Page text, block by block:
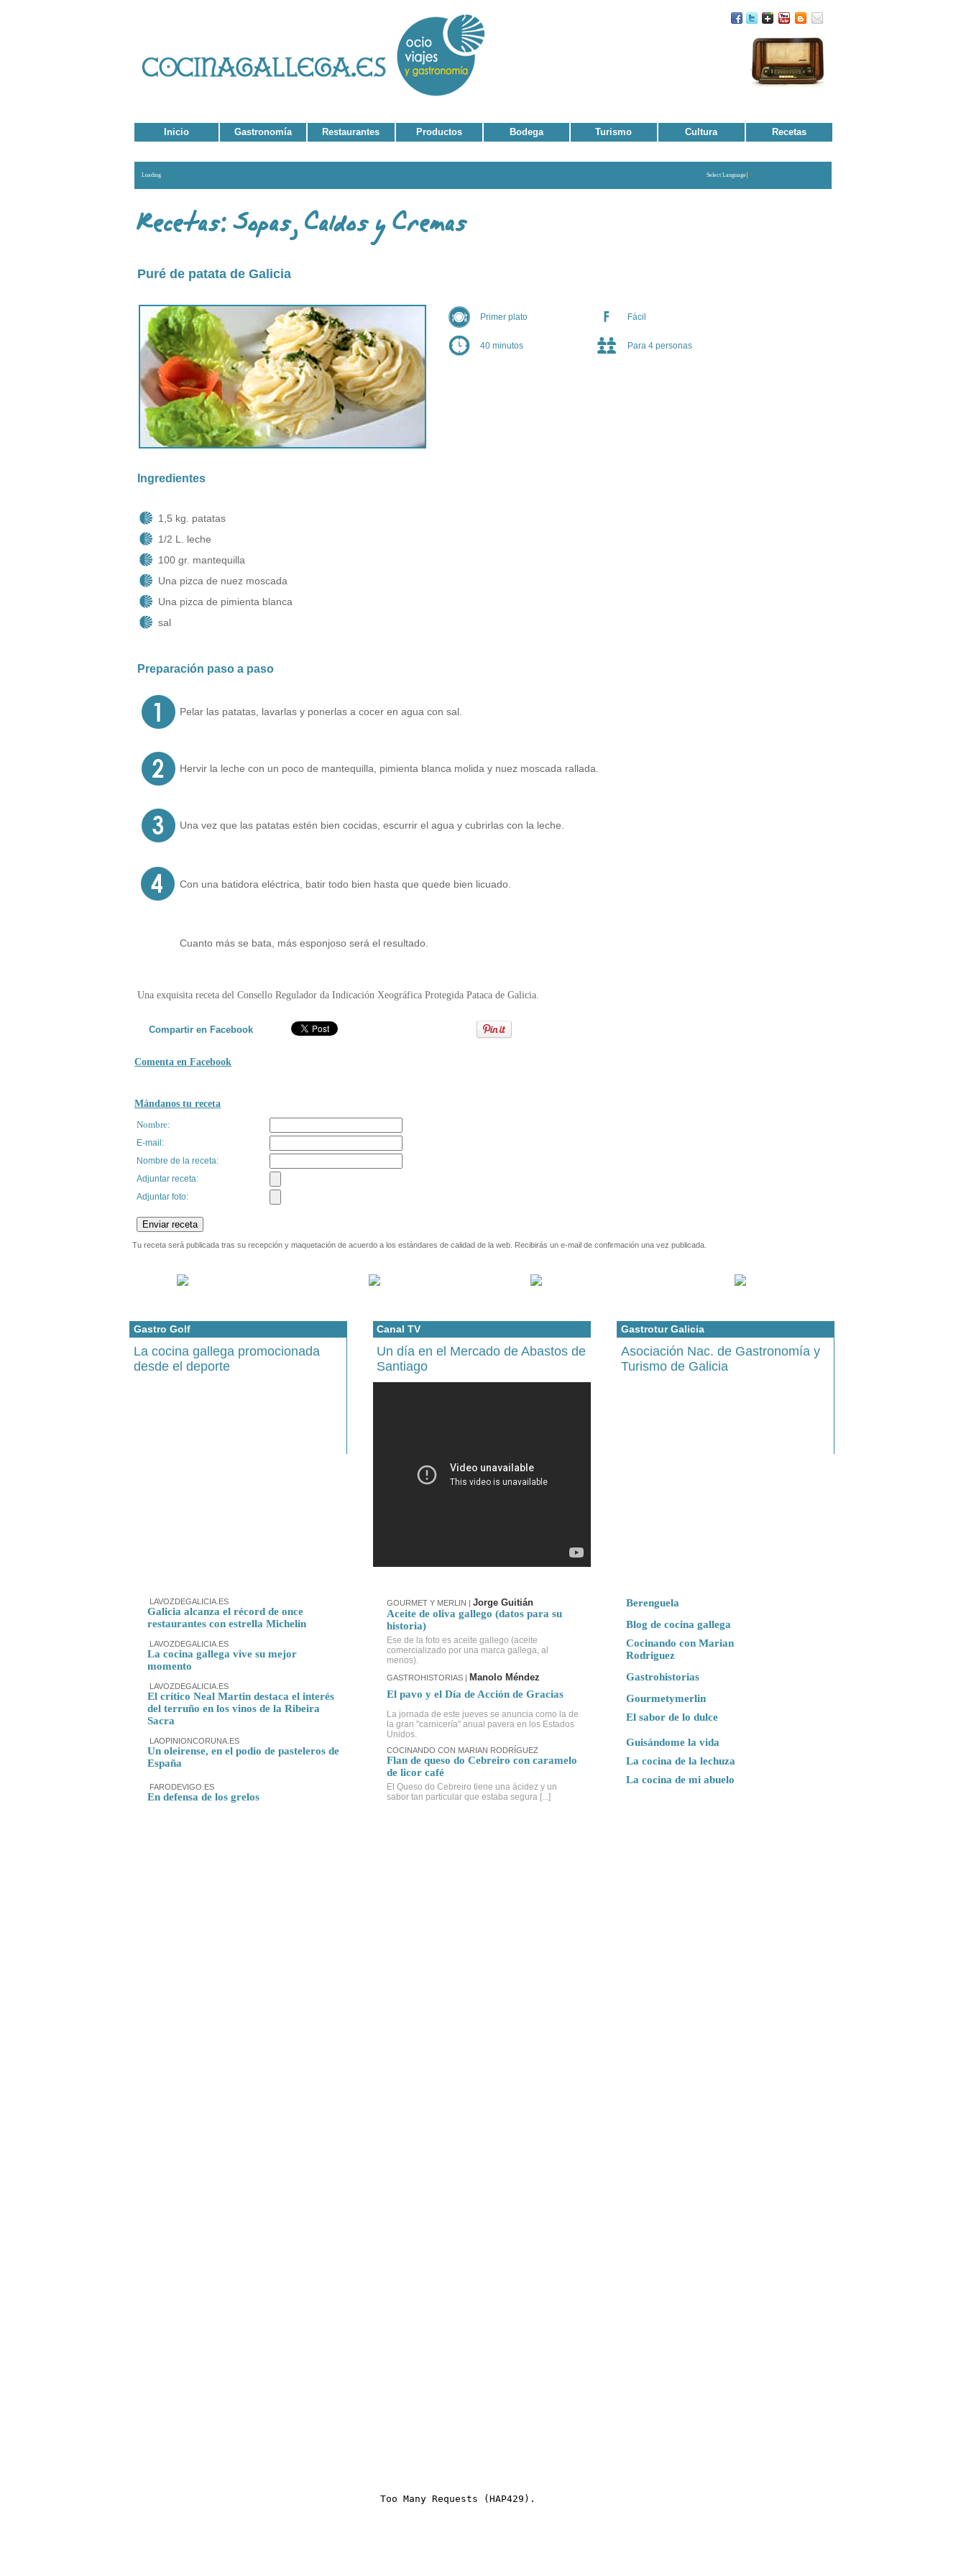
Inicio Gastronomía Restaurantes Productos Bodega Turismo Cultura Recetas
Loading Select Language ▼
Puré de patata de Galicia
Primer plato Fácil
40 minutos Para 4 personas
Ingredientes
1,5 kg. patatas
1/2 L. leche
100 gr. mantequilla
Una pizca de nuez moscada
Una pizca de pimienta blanca
sal
Preparación paso a paso
Pelar las patatas, lavarlas y ponerlas a cocer en agua con sal.
Hervir la leche con un poco de mantequilla, pimienta blanca molida y nuez moscada rallada.
Una vez que las patatas estén bien cocidas, escurrir el agua y cubrirlas con la leche.
Con una batidora eléctrica, batir todo bien hasta que quede bien licuado.
Cuanto más se bata, más esponjoso será el resultado.
Una exquisita receta del Consello Regulador da Indicación Xeográfica Protegida Pataca de Galicia.
Compartir en Facebook
Comenta en Facebook
Mándanos tu receta
Nombre:
E-mail:
Nombre de la receta:
Adjuntar receta:
Adjuntar foto:
Tu receta será publicada tras su recepción y maquetación de acuerdo a los estándares de calidad de la web. Recibirás un e-mail de confirmación una vez publicada.
Gastro Golf
La cocina gallega promocionada
desde el deporte
Canal TV
Un día en el Mercado de Abastos de
Santiago
Gastrotur Galicia
Asociación Nac. de Gastronomía y
Turismo de Galicia
LAVOZDEGALICIA.ES
Galicia alcanza el récord de once
restaurantes con estrella Michelin
LAVOZDEGALICIA.ES
La cocina gallega vive su mejor
momento
LAVOZDEGALICIA.ES
El crítico Neal Martin destaca el interés
del terruño en los vinos de la Ribeira
Sacra
LAOPINIONCORUNA.ES
Un oleirense, en el podio de pasteleros de
España
FARODEVIGO.ES
En defensa de los grelos
GOURMET Y MERLIN | Jorge Guitián
Aceite de oliva gallego (datos para su
historia)
Ese de la foto es aceite gallego (aceite
comercializado por una marca gallega, al
menos).
GASTROHISTORIAS | Manolo Méndez
El pavo y el Día de Acción de Gracias
La jornada de este jueves se anuncia como la de
la gran "carnicería" anual pavera en los Estados
Unidos.
COCINANDO CON MARIAN RODRÍGUEZ
Flan de queso do Cebreiro con caramelo
de licor café
El Queso do Cebreiro tiene una ácidez y un
sabor tan particular que estaba segura [...]
Berenguela
Blog de cocina gallega
Cocinando con Marian
Rodriguez
Gastrohistorias
Gourmetymerlin
El sabor de lo dulce
Guisándome la vida
La cocina de la lechuza
La cocina de mi abuelo